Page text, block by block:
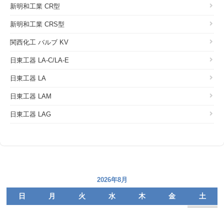
新明和工業 CR型
新明和工業 CRS型
関西化工 バルブ KV
日東工器 LA-C/LA-E
日東工器 LA
日東工器 LAM
日東工器 LAG
2026年8月
日 月 火 水 木 金 土